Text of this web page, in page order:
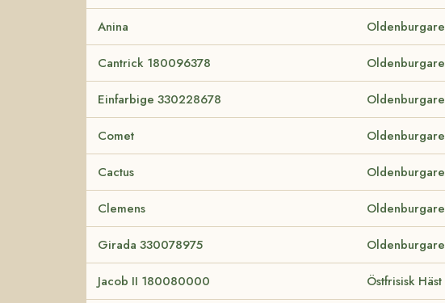
Anina Oldenburgare
Cantrick 180096378 Oldenburgare
Einfarbige 330228678 Oldenburgare
Comet Oldenburgare
Cactus Oldenburgare
Clemens Oldenburgare
Girada 330078975 Oldenburgare
Jacob II 180080000 Östfrisisk Häst